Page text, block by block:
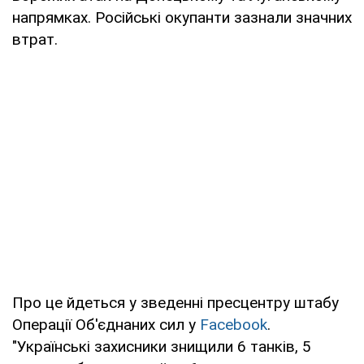
напрямках. Російські окупанти зазнали значних
втрат.
Про це йдеться у зведенні пресцентру штабу
Операції Об'єднаних сил у Facebook.
"Українські захисники знищили 6 танків, 5